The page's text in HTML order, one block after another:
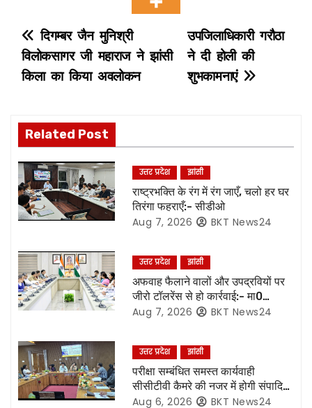
P
o
t
n
a
v
i
g
a
i
o
उपजिलाधिकारी गरौठा
ने दी होली की
शुभकामनाएं
दिगम्बर जैन मुनिश्री
विलोकसागर जी महाराज ने झांसी
किला का किया अवलोकन
Related Post
उत्तर प्रदेश झांसी
राष्ट्रभक्ति के रंग में रंग जाएँ, चलो हर घर
तिरंगा फहराएँ:- सीडीओ
Aug 7, 2026 BKT News24
उत्तर प्रदेश झांसी
अफवाह फैलाने वालों और उपद्रवियों पर
जीरो टॉलरेंस से हो कार्रवाई:- मा0
मुख्यमंत्री जी*
Aug 7, 2026 BKT News24
उत्तर प्रदेश झांसी
परीक्षा सम्बंधित समस्त कार्यवाही
सीसीटीवी कैमरे की नजर में होगी संपादित,
रिकॉर्डिंग भी रहेगी सुरक्षित:- नोडल
Aug 6, 2026 BKT News24